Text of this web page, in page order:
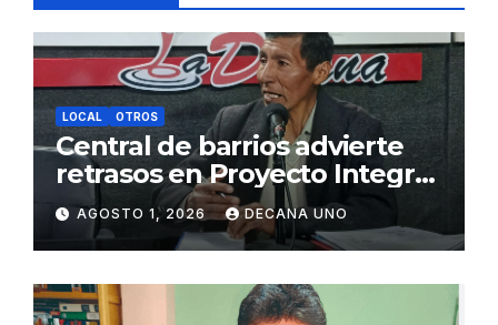
LOCAL OTROS
Central de barrios advierte
retrasos en Proyecto Integral
de Agua y Alcantarillado para
Juliaca
AGOSTO 1, 2026 DECANA UNO